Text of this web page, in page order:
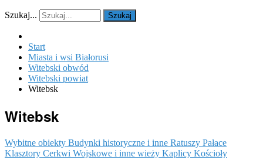
Szukaj... Szukaj
Start
Miasta i wsi Białorusi
Witebski obwód
Witebski powiat
Witebsk
Witebsk
Wybitne obiekty Budynki historyczne i inne Ratuszy Pałace
Klasztory Cerkwi Wojskowe i inne wieży Kaplicy Kościoły